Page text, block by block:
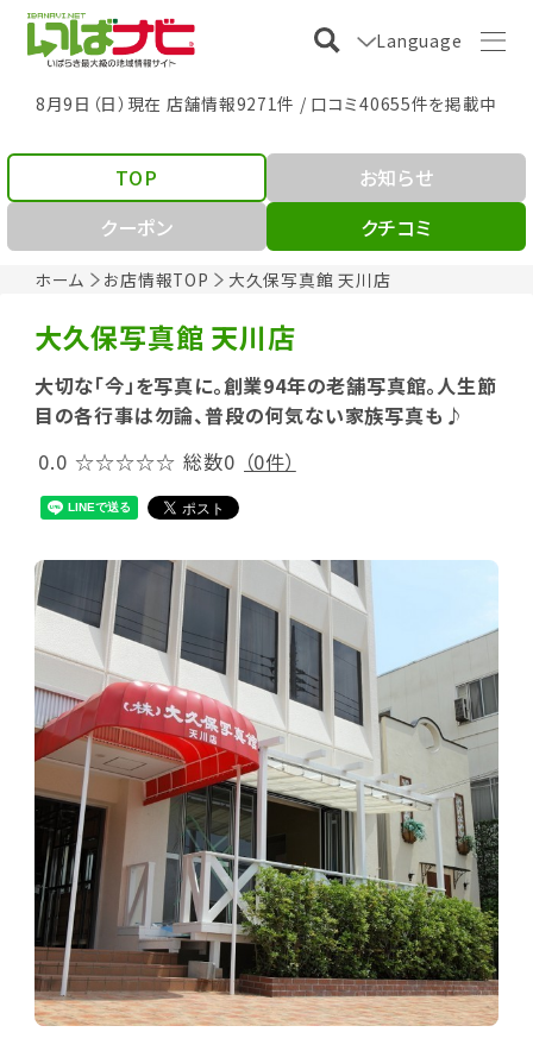
Language
8月9日（日）現在 店舗情報9271件 / 口コミ40655件を掲載中
ホーム お店情報TOP 大久保写真館 天川店
TOP
お知らせ
クーポン
クチコミ
大久保写真館 天川店
大切な「今」を写真に。創業94年の老舗写真館。人生節
目の各行事は勿論、普段の何気ない家族写真も♪
0.0 ☆☆☆☆☆ 総数0 （0件）